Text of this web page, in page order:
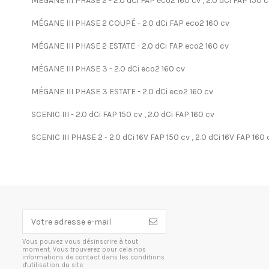
MÉGANE III PHASE 2 COUPÉ - 2.0 dCi FAP eco2 160 cv
MÉGANE III PHASE 2 ESTATE - 2.0 dCi FAP eco2 160 cv
MÉGANE III PHASE 3 - 2.0 dCi eco2 160 cv
MÉGANE III PHASE 3 ESTATE - 2.0 dCi eco2 160 cv
SCENIC III - 2.0 dCi FAP 150 cv , 2.0 dCi FAP 160 cv
SCENIC III PHASE 2 - 2.0 dCi 16V FAP 150 cv , 2.0 dCi 16V FAP 160
Vous pouvez vous désinscrire à tout
moment. Vous trouverez pour cela nos
informations de contact dans les conditions
d'utilisation du site.